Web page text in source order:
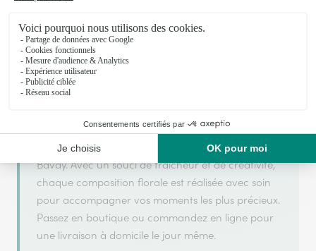
Votre fleuriste artisan à Bavay
Par Dela les Pres s'appuie sur son partenariat avec
Interflora, réseau de transmission florale de
référence, pour vous garantir un service de qualité.
Par Dela les Pres est un fleuriste artisan situé à
Bavay. Avec un souci de fraîcheur et de créativité,
chaque composition florale est réalisée avec soin
pour accompagner vos moments les plus précieux.
Passez en boutique ou commandez en ligne pour
une livraison à domicile le jour même.